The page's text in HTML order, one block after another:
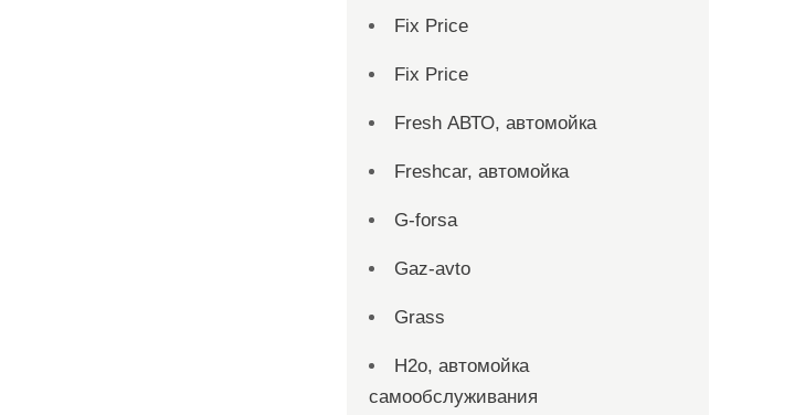
Fix Price
Fix Price
Fresh АВТО, автомойка
Freshcar, автомойка
G-forsa
Gaz-avto
Grass
H2o, автомойка
самообслуживания